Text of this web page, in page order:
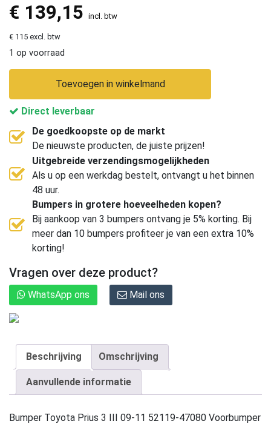
€ 139,15 incl. btw
€ 115 excl. btw
1 op voorraad
Toevoegen in winkelmand
Direct leverbaar
De goedkoopste op de markt
De nieuwste producten, de juiste prijzen!
Uitgebreide verzendingsmogelijkheden
Als u op een werkdag bestelt, ontvangt u het binnen
48 uur.
Bumpers in grotere hoeveelheden kopen?
Bij aankoop van 3 bumpers ontvang je 5% korting. Bij
meer dan 10 bumpers profiteer je van een extra 10%
korting!
Vragen over deze product?
WhatsApp ons Mail ons
Beschrijving Omschrijving
Aanvullende informatie
Bumper Toyota Prius 3 III 09-11 52119-47080 Voorbumper